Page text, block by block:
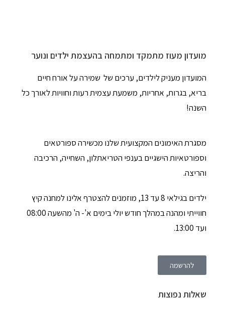
מועדון מעוז מתמקד ומתמחה בהעצמת ילדים ונוער
המועדון מעניק לילדים, ערכים של שמירה על אורח חיים
בריא, בגרות, אחריות, משמעת עצמית רעות וחוויות לאורך כל
השנה!
מסגרת האימונים המקצועית שלנו מכשירה ספורטאים
וספורטאיות הישגיים בענפי הטריאתלון, השחייה, הרכיבה
והריצה.
ילדים בגילאי 8 עד 13, מוזמנים להצטרף אלינו למחנה קיץ
חווייתי ומהנה במהלך חודש יולי בימים א'- ה' מהשעה 08:00
ועד 13:00.
להרשמה
שאלות נפוצות